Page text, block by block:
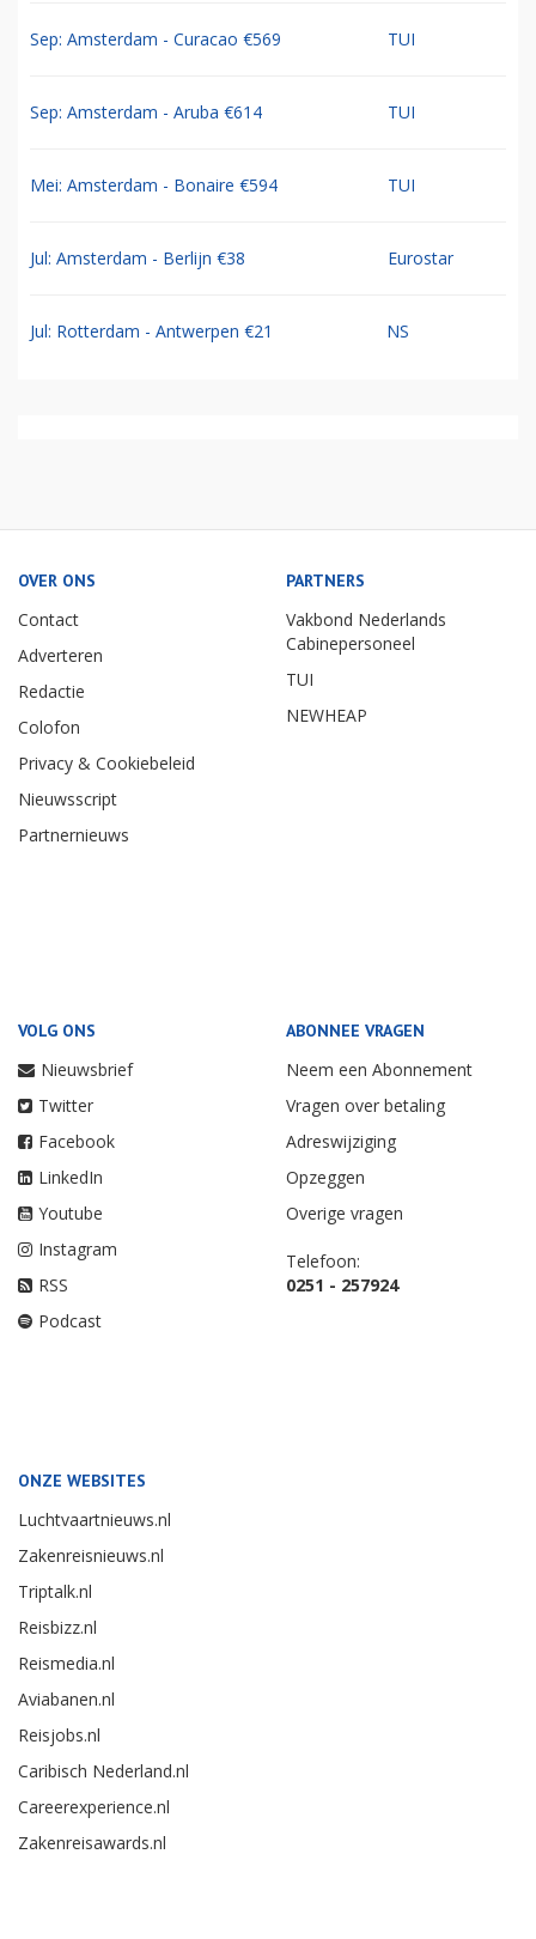
Sep: Amsterdam - Curacao €569 TUI
Sep: Amsterdam - Aruba €614 TUI
Mei: Amsterdam - Bonaire €594 TUI
Jul: Amsterdam - Berlijn €38 Eurostar
Jul: Rotterdam - Antwerpen €21 NS
OVER ONS
Contact
Adverteren
Redactie
Colofon
Privacy & Cookiebeleid
Nieuwsscript
Partnernieuws
PARTNERS
Vakbond Nederlands
Cabinepersoneel
TUI
NEWHEAP
VOLG ONS
Nieuwsbrief
Twitter
Facebook
LinkedIn
Youtube
Instagram
RSS
Podcast
ABONNEE VRAGEN
Neem een Abonnement
Vragen over betaling
Adreswijziging
Opzeggen
Overige vragen
Telefoon:
0251 - 257924
ONZE WEBSITES
Luchtvaartnieuws.nl
Zakenreisnieuws.nl
Triptalk.nl
Reisbizz.nl
Reismedia.nl
Aviabanen.nl
Reisjobs.nl
Caribisch Nederland.nl
Careerexperience.nl
Zakenreisawards.nl